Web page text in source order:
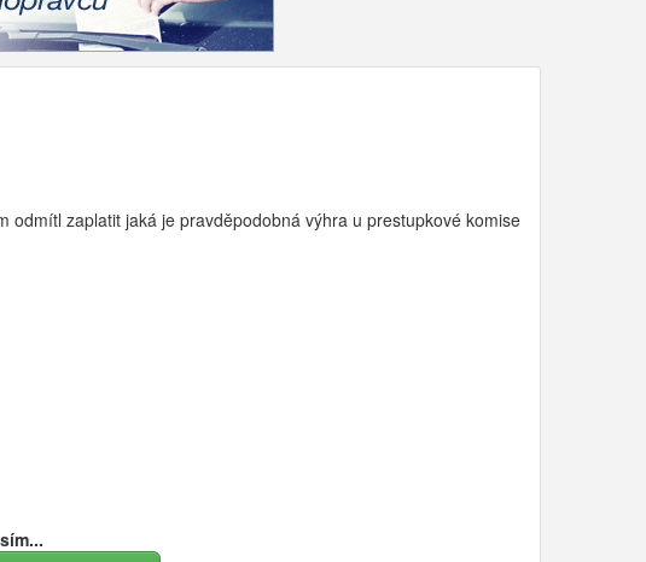
odmítl zaplatit jaká je pravděpodobná výhra u prestupkové komise